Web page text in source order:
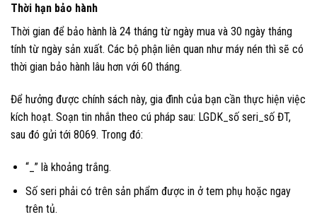
Thời hạn bảo hành
Thời gian để bảo hành là 24 tháng từ ngày mua và 30 ngày tháng
tính từ ngày sản xuất. Các bộ phận liên quan như máy nén thì sẽ có
thời gian bảo hành lâu hơn với 60 tháng.
Để hưởng được chính sách này, gia đình của bạn cần thực hiện việc
kích hoạt. Soạn tin nhắn theo cú pháp sau: LGDK_số seri_số ĐT,
sau đó gửi tới 8069. Trong đó:
“_” là khoảng trắng.
Số seri phải có trên sản phẩm được in ở tem phụ hoặc ngay
trên tủ.